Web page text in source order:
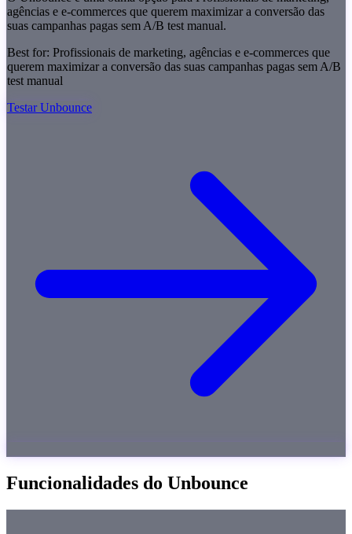
agências e e-commerces que querem maximizar a conversão das
suas campanhas pagas sem A/B test manual.
Best for: Profissionais de marketing, agências e e-commerces que
querem maximizar a conversão das suas campanhas pagas sem A/B
test manual
Testar Unbounce
Funcionalidades do Unbounce